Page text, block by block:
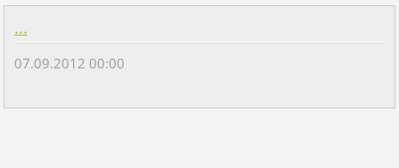
...
07.09.2012 00:00